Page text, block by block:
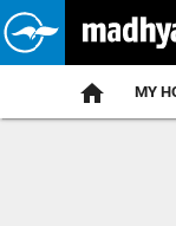
home MY